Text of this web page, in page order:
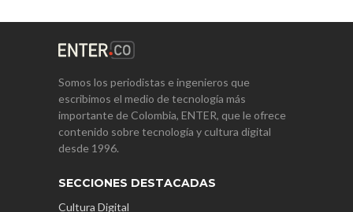
Somos los periodistas e ingenieros que
escribimos el medio de tecnología más
importante de Colombia, ENTER, que le ofrece
contenido sobre tecnología y cultura digital
desde 1996.
SECCIONES DESTACADAS
Cultura Digital